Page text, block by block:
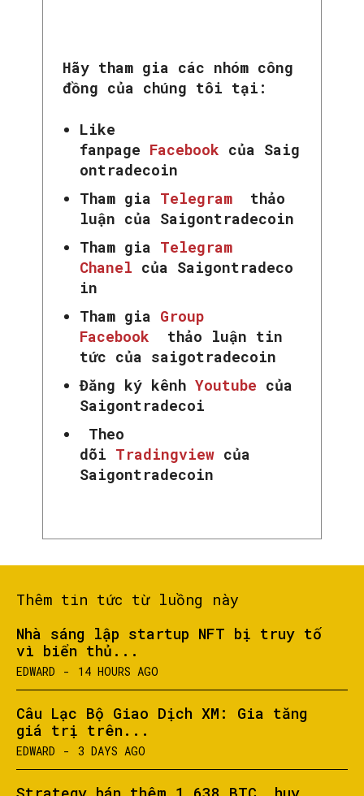
Hãy tham gia các nhóm công
đồng của chúng tôi tại:
Like
fanpage Facebook của Saig
ontradecoin
Tham gia Telegram
thảo
luận của Saigontradecoin
Tham gia Telegram
Chanel của Saigontradeco
in
Tham gia Group
Facebook
thảo luận tin
tức của saigotradecoin
Đăng ký kênh Youtube của
Saigontradecoi
Theo
dõi Tradingview của
Saigontradecoin
Thêm tin tức từ luồng này
Nhà sáng lập startup NFT bị truy tố
vì biển thủ...
EDWARD - 14 HOURS AGO
Câu Lạc Bộ Giao Dịch XM: Gia tăng
giá trị trên...
EDWARD - 3 DAYS AGO